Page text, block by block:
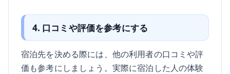
4. 口コミや評価を参考にする
宿泊先を決める際には、他の利用者の口コミや評
価も参考にしましょう。実際に宿泊した人の体験